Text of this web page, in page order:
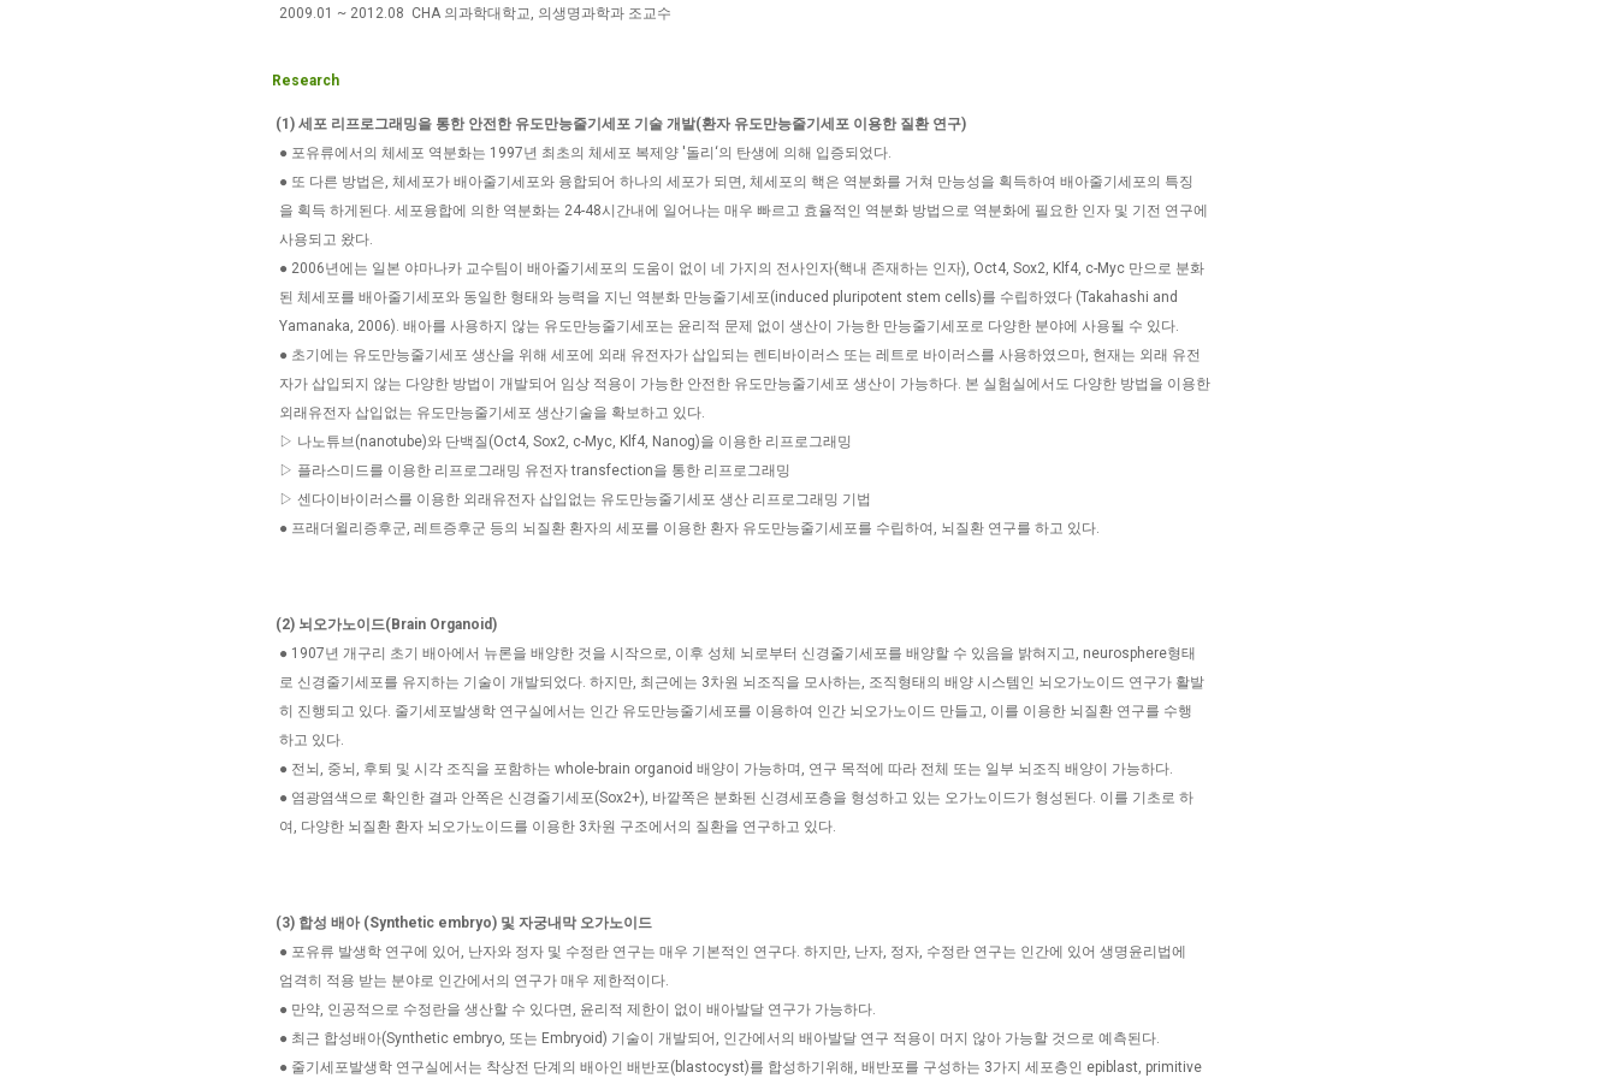
2009.01 ~ 2012.08 CHA 의과학대학교, 의생명과학과 조교수
Research
(1) 세포 리프로그래밍을 통한 안전한 유도만능줄기세포 기술 개발(환자 유도만능줄기세포 이용한 질환 연구)
● 포유류에서의 체세포 역분화는 1997년 최초의 체세포 복제양 '돌리‘의 탄생에 의해 입증되었다.
● 또 다른 방법은, 체세포가 배아줄기세포와 융합되어 하나의 세포가 되면, 체세포의 핵은 역분화를 거쳐 만능성을 획득하여 배아줄기세포의 특징
을 획득 하게된다. 세포융합에 의한 역분화는 24-48시간내에 일어나는 매우 빠르고 효율적인 역분화 방법으로 역분화에 필요한 인자 및 기전 연구에
사용되고 왔다.
● 2006년에는 일본 야마나카 교수팀이 배아줄기세포의 도움이 없이 네 가지의 전사인자(핵내 존재하는 인자), Oct4, Sox2, Klf4, c-Myc 만으로 분화
된 체세포를 배아줄기세포와 동일한 형태와 능력을 지닌 역분화 만능줄기세포(induced pluripotent stem cells)를 수립하였다 (Takahashi and
Yamanaka, 2006). 배아를 사용하지 않는 유도만능줄기세포는 윤리적 문제 없이 생산이 가능한 만능줄기세포로 다양한 분야에 사용될 수 있다.
● 초기에는 유도만능줄기세포 생산을 위해 세포에 외래 유전자가 삽입되는 렌티바이러스 또는 레트로 바이러스를 사용하였으마, 현재는 외래 유전
자가 삽입되지 않는 다양한 방법이 개발되어 임상 적용이 가능한 안전한 유도만능줄기세포 생산이 가능하다. 본 실험실에서도 다양한 방법을 이용한
외래유전자 삽입없는 유도만능줄기세포 생산기술을 확보하고 있다.
▷ 나노튜브(nanotube)와 단백질(Oct4, Sox2, c-Myc, Klf4, Nanog)을 이용한 리프로그래밍
▷ 플라스미드를 이용한 리프로그래밍 유전자 transfection을 통한 리프로그래밍
▷ 센다이바이러스를 이용한 외래유전자 삽입없는 유도만능줄기세포 생산 리프로그래밍 기법
● 프래더윌리증후군, 레트증후군 등의 뇌질환 환자의 세포를 이용한 환자 유도만능줄기세포를 수립하여, 뇌질환 연구를 하고 있다.
(2) 뇌오가노이드(Brain Organoid)
● 1907년 개구리 초기 배아에서 뉴론을 배양한 것을 시작으로, 이후 성체 뇌로부터 신경줄기세포를 배양할 수 있음을 밝혀지고, neurosphere형태
로 신경줄기세포를 유지하는 기술이 개발되었다. 하지만, 최근에는 3차원 뇌조직을 모사하는, 조직형태의 배양 시스템인 뇌오가노이드 연구가 활발
히 진행되고 있다. 줄기세포발생학 연구실에서는 인간 유도만능줄기세포를 이용하여 인간 뇌오가노이드 만들고, 이를 이용한 뇌질환 연구를 수행
하고 있다.
● 전뇌, 중뇌, 후퇴 및 시각 조직을 포함하는 whole-brain organoid 배양이 가능하며, 연구 목적에 따라 전체 또는 일부 뇌조직 배양이 가능하다.
● 염광염색으로 확인한 결과 안쪽은 신경줄기세포(Sox2+), 바깥쪽은 분화된 신경세포층을 형성하고 있는 오가노이드가 형성된다. 이를 기초로 하
여, 다양한 뇌질환 환자 뇌오가노이드를 이용한 3차원 구조에서의 질환을 연구하고 있다.
(3) 합성 배아 (Synthetic embryo) 및 자궁내막 오가노이드
● 포유류 발생학 연구에 있어, 난자와 정자 및 수정란 연구는 매우 기본적인 연구다. 하지만, 난자, 정자, 수정란 연구는 인간에 있어 생명윤리법에
엄격히 적용 받는 분야로 인간에서의 연구가 매우 제한적이다.
● 만약, 인공적으로 수정란을 생산할 수 있다면, 윤리적 제한이 없이 배아발달 연구가 가능하다.
● 최근 합성배아(Synthetic embryo, 또는 Embryoid) 기술이 개발되어, 인간에서의 배아발달 연구 적용이 머지 않아 가능할 것으로 예측된다.
● 줄기세포발생학 연구실에서는 착상전 단계의 배아인 배반포(blastocyst)를 합성하기위해, 배반포를 구성하는 3가지 세포층인 epiblast, primitive